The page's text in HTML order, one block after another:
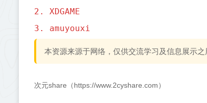
2. XDGAME
3. amuyouxi
本资源来源于网络，仅供交流学习及信息展示
次元share（https://www.2cyshare.com）